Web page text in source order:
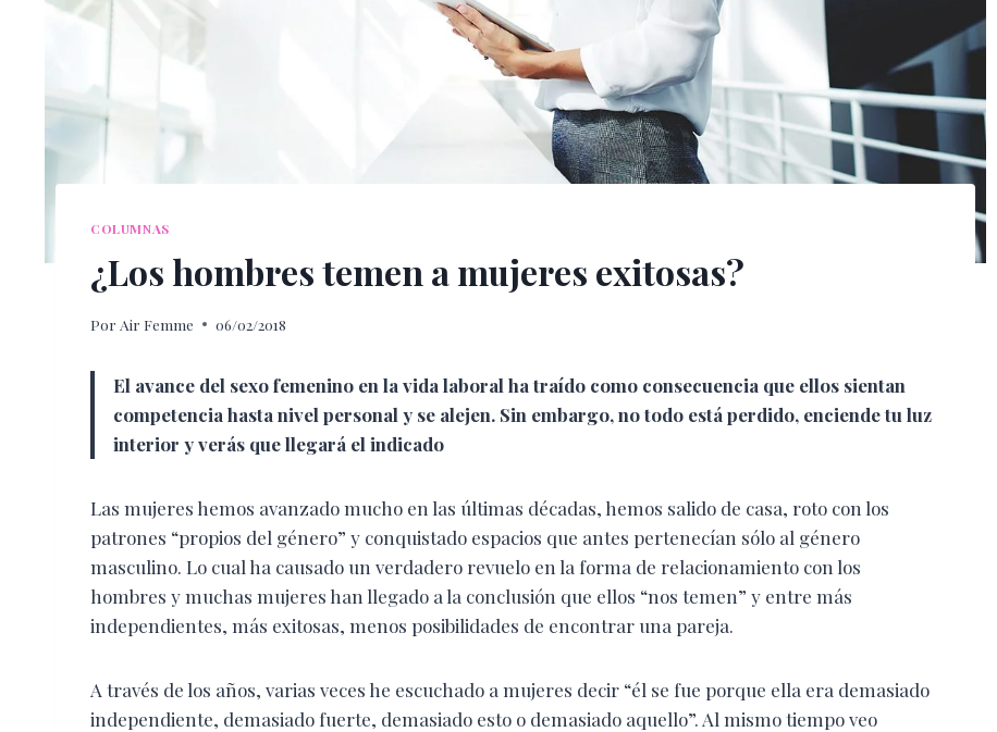
COLUMNAS
¿Los hombres temen a mujeres exitosas?
Por Air Femme 06/02/2018
El avance del sexo femenino en la vida laboral ha traído como consecuencia que ellos sientan
competencia hasta nivel personal y se alejen. Sin embargo, no todo está perdido, enciende tu luz
interior y verás que llegará el indicado
Las mujeres hemos avanzado mucho en las últimas décadas, hemos salido de casa, roto con los
patrones “propios del género” y conquistado espacios que antes pertenecían sólo al género
masculino. Lo cual ha causado un verdadero revuelo en la forma de relacionamiento con los
hombres y muchas mujeres han llegado a la conclusión que ellos “nos temen” y entre más
independientes, más exitosas, menos posibilidades de encontrar una pareja.
A través de los años, varias veces he escuchado a mujeres decir “él se fue porque ella era demasiado
independiente, demasiado fuerte, demasiado esto o demasiado aquello”. Al mismo tiempo veo